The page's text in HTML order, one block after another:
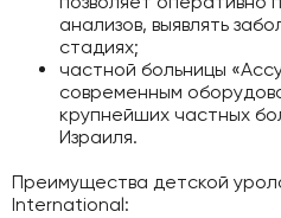
анализов, выявлять
стадиях;
частной больницы
современным
крупнейших частных
Израиля.
Преимущества детской
International: